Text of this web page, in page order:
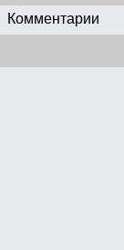
Комментарии